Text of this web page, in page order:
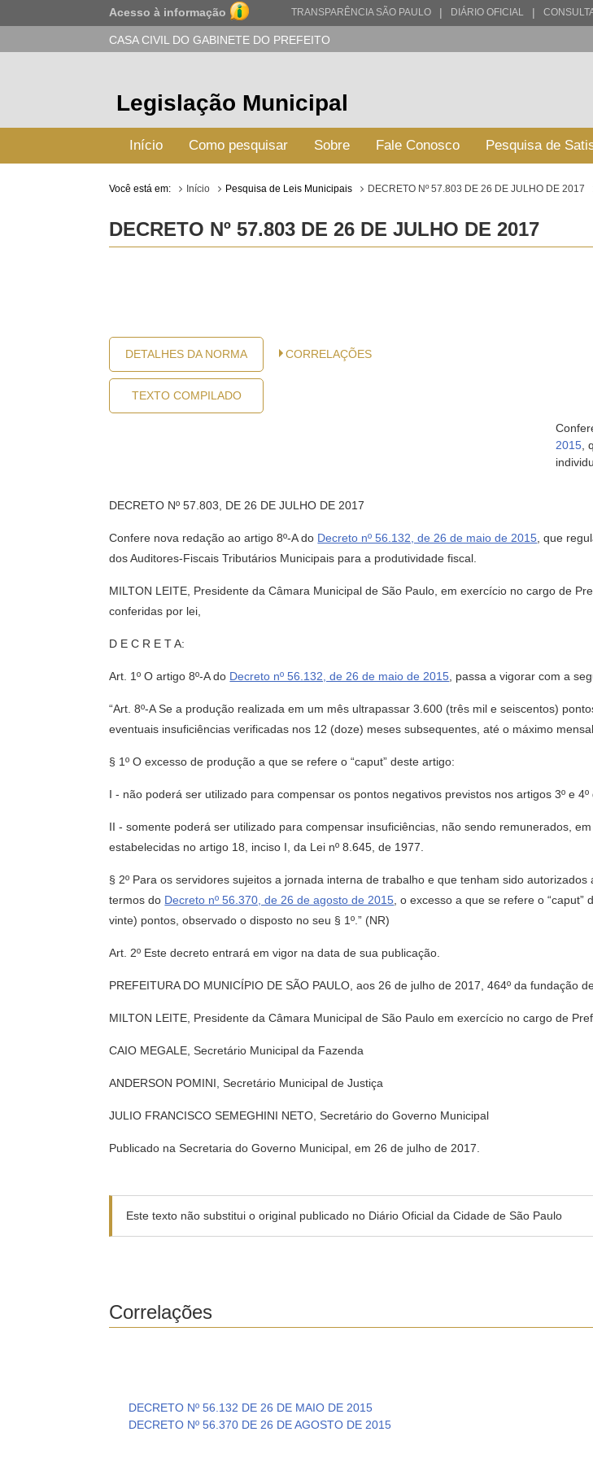
Acesso à informação TRANSPARÊNCIA SÃO PAULO | DIÁRIO OFICIAL |
CASA CIVIL DO GABINETE DO PREFEITO
Legislação Municipal
Início Como pesquisar Sobre Fale Conosco Pesquisa de
Você está em: Início Pesquisa de Leis Municipais DECRETO Nº 57.803 DE 26 DE JULHO DE 2017
DECRETO Nº 57.803 DE 26 DE JULHO DE 2017
DETALHES DA NORMA
TEXTO COMPILADO
CORRELAÇÕES
2015,
DECRETO Nº 57.803, DE 26 DE JULHO DE 2017
Confere nova redação ao artigo 8º-A do Decreto nº 56.132, de 26 de maio de 2015 , que
dos Auditores-Fiscais Tributários Municipais para a produtividade fiscal.
MILTON LEITE, Presidente da Câmara Municipal de São Paulo, em exercício no cargo de
conferidas por lei,
D E C R E T A:
Art. 1º O artigo 8º-A do Decreto nº 56.132, de 26 de maio de 2015 , passa a vigorar com a
“Art. 8º-A Se a produção realizada em um mês ultrapassar 3.600 (três mil e seiscentos)
eventuais insuficiências verificadas nos 12 (doze) meses subsequentes, até o máximo
§ 1º O excesso de produção a que se refere o “caput” deste artigo:
I - não poderá ser utilizado para compensar os pontos negativos previstos nos artigos 3º e 4º
II - somente poderá ser utilizado para compensar insuficiências, não sendo remunerados,
estabelecidas no artigo 18, inciso I, da Lei nº 8.645, de 1977.
§ 2º Para os servidores sujeitos a jornada interna de trabalho e que tenham sido
termos do Decreto nº 56.370, de 26 de agosto de 2015 , o excesso a que se refere o
vinte) pontos, observado o disposto no seu § 1º.” (NR)
Art. 2º Este decreto entrará em vigor na data de sua publicação.
PREFEITURA DO MUNICÍPIO DE SÃO PAULO, aos 26 de julho de 2017, 464º da fundação
MILTON LEITE, Presidente da Câmara Municipal de São Paulo em exercício no cargo de
CAIO MEGALE, Secretário Municipal da Fazenda
ANDERSON POMINI, Secretário Municipal de Justiça
JULIO FRANCISCO SEMEGHINI NETO, Secretário do Governo Municipal
Publicado na Secretaria do Governo Municipal, em 26 de julho de 2017.
Este texto não substitui o original publicado no Diário Oficial da Cidade de São Paulo
Correlações
DECRETO Nº 56.132 DE 26 DE MAIO DE 2015
DECRETO Nº 56.370 DE 26 DE AGOSTO DE 2015